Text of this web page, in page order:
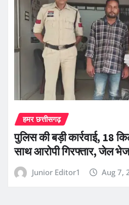
हमर छत्तीसगढ़
पुलिस की बड़ी कार्रवाई, 18
साथ आरोपी गिरफ्तार, जेल
Junior Editor1 Aug 7,